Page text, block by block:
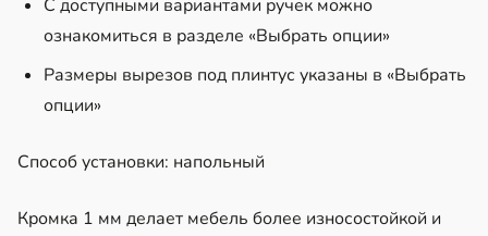
С доступными вариантами ручек можно
ознакомиться в разделе «Выбрать опции»
Размеры вырезов под плинтус указаны в «Выбрать
опции»
Способ установки: напольный
Кромка 1 мм делает мебель более износостойкой и